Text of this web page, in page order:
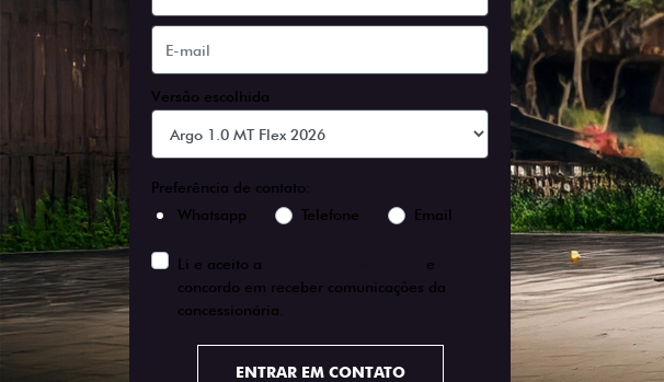
Versão escolhida
Preferência de contato:
Whatsapp
Telefone Email
Li e aceito a
e
concordo em receber comunicações da
concessionária.
ENTRAR EM CONTATO